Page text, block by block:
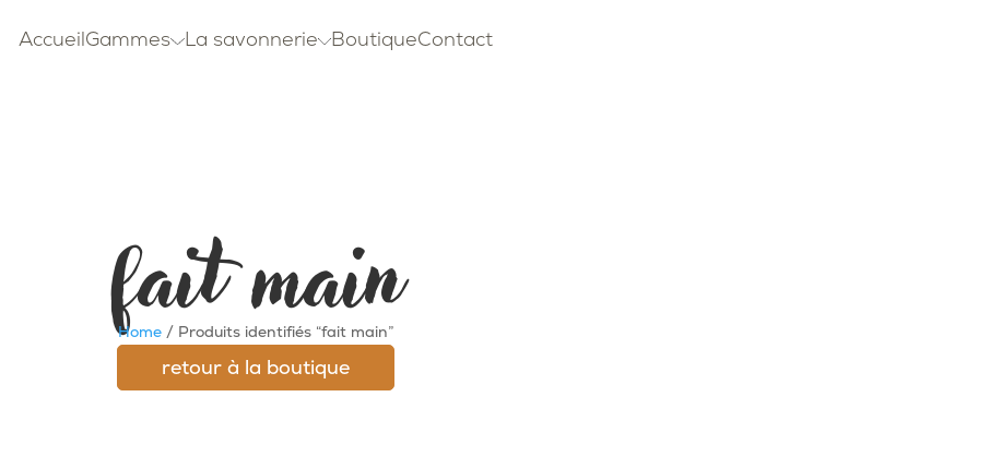
AccueilGammes La savonnerie BoutiqueContact
fait main
Home / Produits identifiés “fait main”
retour à la boutique